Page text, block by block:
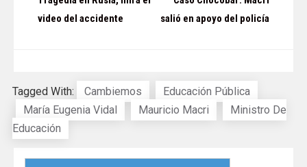
video del accidente
salió en apoyo del policía
Tagged With: Cambiemos
Educación Pública
María Eugenia Vidal
Mauricio Macri
Ministro De
Educación